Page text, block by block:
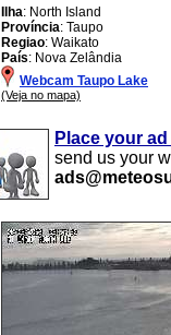
Ilha: North Island
Província: Taupo
Regiao: Waikato
País: Nova Zelândia
Webcam Taupo Lake
(Veja no mapa)
Place your
send us your